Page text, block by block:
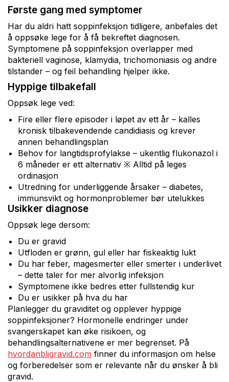
Første gang med symptomer
Har du aldri hatt soppinfeksjon tidligere, anbefales det
å oppsøke lege for å få bekreftet diagnosen.
Symptomene på soppinfeksjon overlapper med
bakteriell vaginose, klamydia, trichomoniasis og andre
tilstander – og feil behandling hjelper ikke.
Hyppige tilbakefall
Oppsøk lege ved:
Fire eller flere episoder i løpet av ett år – kalles
kronisk tilbakevendende candidiasis og krever
annen behandlingsplan
Behov for langtidsprofylakse – ukentlig flukonazol i
6 måneder er ett alternativ ※ Alltid på leges
ordinasjon
Utredning for underliggende årsaker – diabetes,
immunsvikt og hormonproblemer bør utelukkes
Usikker diagnose
Oppsøk lege dersom:
Du er gravid
Utfloden er grønn, gul eller har fiskeaktig lukt
Du har feber, magesmerter eller smerter i underlivet
– dette taler for mer alvorlig infeksjon
Symptomene ikke bedres etter fullstendig kur
Du er usikker på hva du har
Planlegger du graviditet og opplever hyppige
soppinfeksjoner? Hormonelle endringer under
svangerskapet kan øke risikoen, og
behandlingsalternativene er mer begrenset. På
hvordanbligravid.com finner du informasjon om helse
og forberedelser som er relevante når du ønsker å bli
gravid.